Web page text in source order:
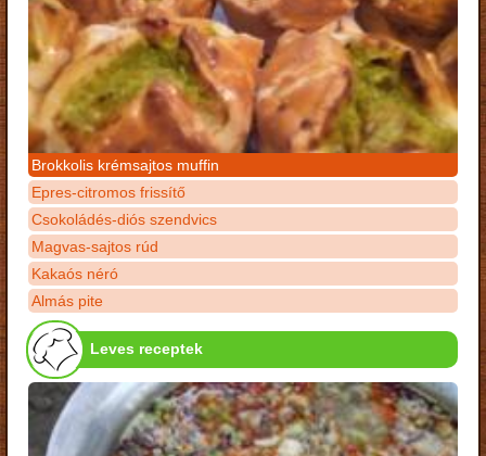
Brokkolis krémsajtos muffin
Epres-citromos frissítő
Csokoládés-diós szendvics
Magvas-sajtos rúd
Kakaós néró
Almás pite
Leves receptek